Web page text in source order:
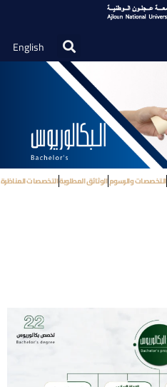
English
التخصصات والرسومالوثائق المطلوبةالتخصصات المناظرة